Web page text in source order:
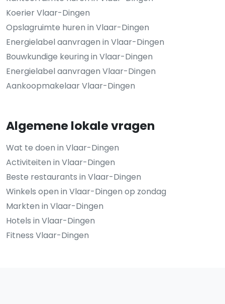
Koerier Vlaar-Dingen
Opslagruimte huren in Vlaar-Dingen
Energielabel aanvragen in Vlaar-Dingen
Bouwkundige keuring in Vlaar-Dingen
Energielabel aanvragen Vlaar-Dingen
Aankoopmakelaar Vlaar-Dingen
Algemene lokale vragen
Wat te doen in Vlaar-Dingen
Activiteiten in Vlaar-Dingen
Beste restaurants in Vlaar-Dingen
Winkels open in Vlaar-Dingen op zondag
Markten in Vlaar-Dingen
Hotels in Vlaar-Dingen
Fitness Vlaar-Dingen